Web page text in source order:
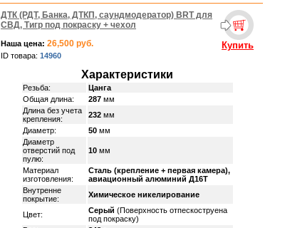
ДТК (РДТ, Банка, ДТКП, саундмодератор) BRT для
СВД, Тигр под покраску + чехол
Наша цена: 26,500 руб.
ID товара: 14960
Купить
Характеристики
Резьба:
Цанга
Общая длина:
287 мм
Длина без учета
крепления:
232мм
Диаметр:
50 мм
Диаметр
отверстий под
пулю:
10 мм
Материал
изготовления:
Сталь (крепление + первая камера),
авиационный алюминий Д16Т
Внутренне
покрытие:
Химическое никелирование
Цвет: Серый (Поверхность отпескоструена
под покраску)